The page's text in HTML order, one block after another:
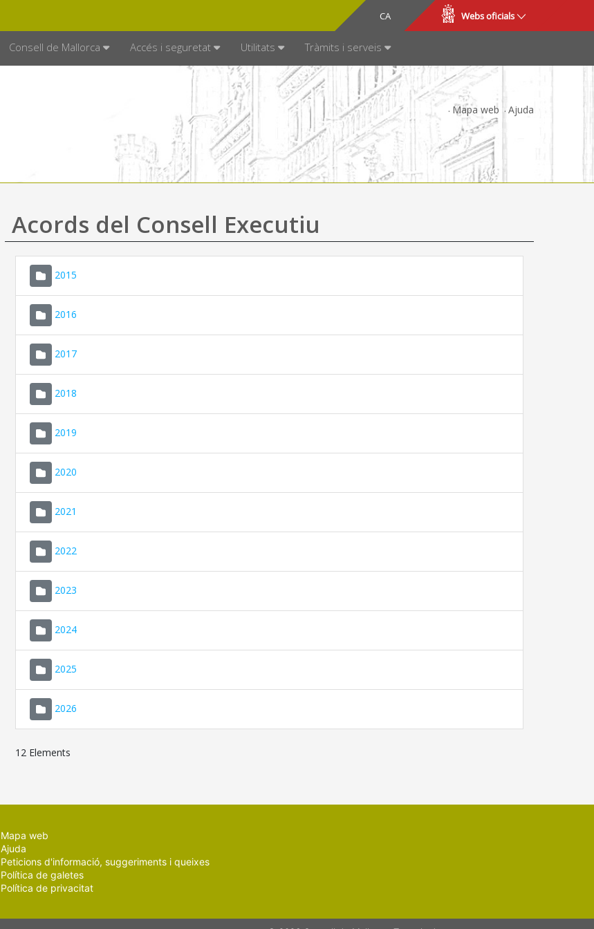
CA
ES Webs oficials
Consell de Mallorca Accés i seguretat Utilitats Tràmits i serveis
Mapa web Ajuda
Acords del Consell Executiu
2015
2016
2017
2018
2019
2020
2021
2022
2023
2024
2025
2026
12 Elements
Mapa web
Ajuda
Peticions d'informació, suggeriments i queixes
Política de galetes
Política de privacitat